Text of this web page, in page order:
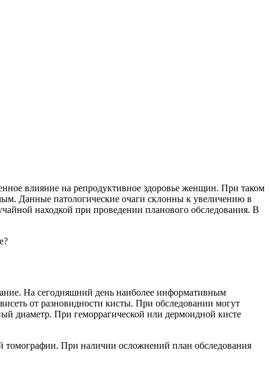
влияние на репродуктивное здоровье женщин. При таком
Данные патологические очаги склонны к увеличению в
находкой при проведении планового обследования. В
На сегодняшний день наиболее информативным
от разновидности кисты. При обследовании могут
диаметр. При геморрагической или дермоидной кисте
томографии. При наличии осложнений план обследования